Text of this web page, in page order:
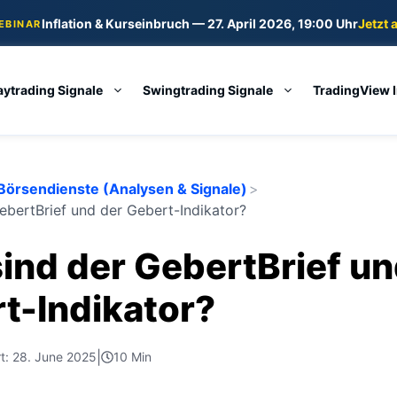
Inflation & Kurseinbruch — 27. April 2026, 19:00 UhrJetzt
Signale Swingtrading Signale TradingView
(Analysen & Signale) >
und der Gebert-Indikator?
der GebertBrief
Indikator?
28. June 2025 10 Min